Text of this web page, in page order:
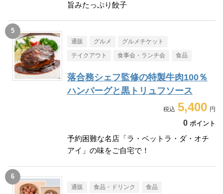
旨みたっぷり餃子
通販 グルメ グルメチケット
テイクアウト 食事会・ランチ会 食品
落合務シェフ監修の特製牛肉100％
ハンバーグと黒トリュフソース
5,400
0 ポイント
予約困難な名店「ラ・ベットラ・ダ・オチ
アイ」の味をご自宅で！
通販 食品・ドリンク 食品